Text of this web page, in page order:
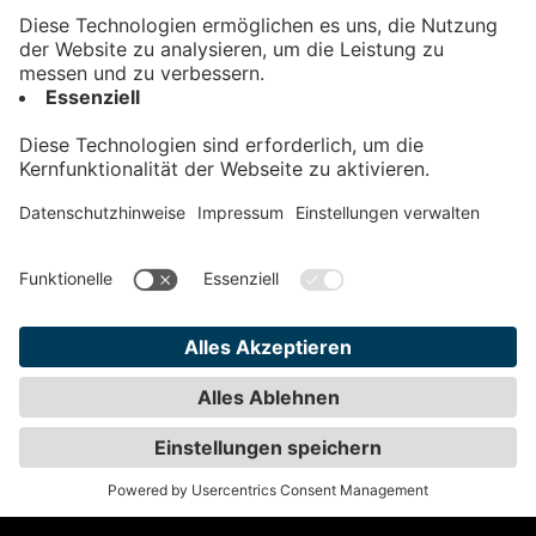
Kontakt
Impressum
Teilnahmebedingungen
Privatsphäre